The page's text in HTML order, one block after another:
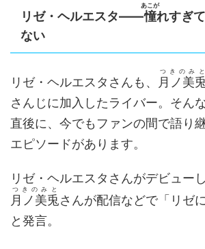
リゼ・ヘルエスタ――憧
あこが
れすぎて
ない
リゼ・ヘルエスタさんも、 月ノ美
つきのみと
さんじに加入したライバー。そん
直後に、今でもファンの間で語り
エピソードがあります。
リゼ・ヘルエスタさんがデビュー
月ノ美兎
つきのみと
さんが配信などで「リゼ
と発言。